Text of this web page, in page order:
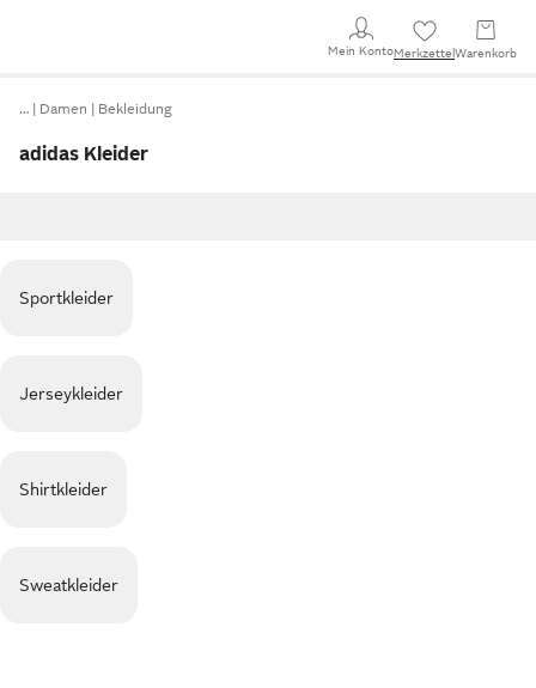
Mein KontoMerkzettel Warenkorb
… Damen Bekleidung
adidas Kleider
Sportkleider
Jerseykleider
Shirtkleider
Sweatkleider